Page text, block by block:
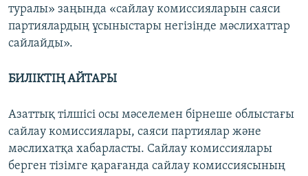
туралы» заңында «сайлау комиссияларын саяси
партиялардың ұсыныстары негізінде мәслихаттар
сайлайды».
БИЛІКТІҢ АЙТАРЫ
Азаттық тілшісі осы мәселемен бірнеше облыстағы
сайлау комиссиялары, саяси партиялар және
мәслихатқа хабарласты. Сайлау комиссиялары
берген тізімге қарағанда сайлау комиссиясының